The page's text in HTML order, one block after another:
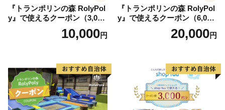
『トランポリンの森 RolyPol
y』で使えるクーポン（3,000
10,000円
『トランポリンの森 RolyPol
y』で使えるクーポン（6,000
20,000円